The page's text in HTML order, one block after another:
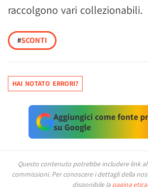
raccolgono vari collezionabili.
#SCONTI
HAI NOTATO ERRORI?
Aggiungici come fonte
su Google
Questo contenuto potrebbe includere link
commissioni. Per conoscere i dettagli della
disponibile la pagina etica.